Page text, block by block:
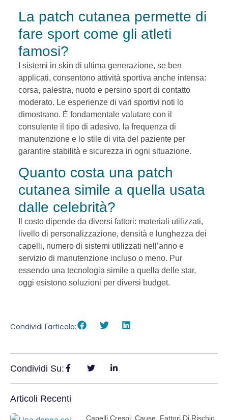
La patch cutanea permette di
fare sport come gli atleti
famosi?
I sistemi in skin di ultima generazione, se ben
applicati, consentono attività sportiva anche intensa:
corsa, palestra, nuoto e persino sport di contatto
moderato. Le esperienze di vari sportivi noti lo
dimostrano. È fondamentale valutare con il
consulente il tipo di adesivo, la frequenza di
manutenzione e lo stile di vita del paziente per
garantire stabilità e sicurezza in ogni situazione.
Quanto costa una patch
cutanea simile a quella usata
dalle celebrità?
Il costo dipende da diversi fattori: materiali utilizzati,
livello di personalizzazione, densità e lunghezza dei
capelli, numero di sistemi utilizzati nell’anno e
servizio di manutenzione incluso o meno. Pur
essendo una tecnologia simile a quella delle star,
oggi esistono soluzioni per diversi budget.
Condividi l'articolo:
Condividi Su:
Articoli Recenti
Capelli Crespi: Cause, Fattori Di Rischio